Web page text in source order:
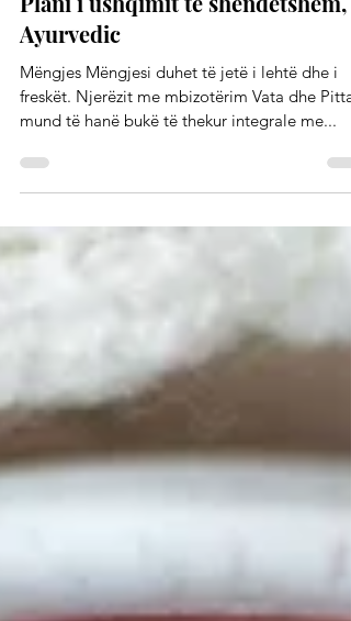
Qendra e Shëndetit
Plani i ushqimit të shëndetshëm,
Ayurvedic
Mëngjes Mëngjesi duhet të jetë i lehtë dhe i
freskët. Njerëzit me mbizotërim Vata dhe Pitta